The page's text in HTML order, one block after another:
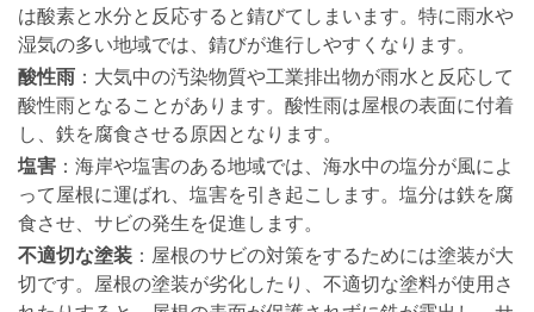
は酸素と水分と反応すると錆びてしまいます。特に雨水や
湿気の多い地域では、錆びが進行しやすくなります。
酸性雨：大気中の汚染物質や工業排出物が雨水と反応して
酸性雨となることがあります。酸性雨は屋根の表面に付着
し、鉄を腐食させる原因となります。
塩害：海岸や塩害のある地域では、海水中の塩分が風によ
って屋根に運ばれ、塩害を引き起こします。塩分は鉄を腐
食させ、サビの発生を促進します。
不適切な塗装：屋根のサビの対策をするためには塗装が大
切です。屋根の塗装が劣化したり、不適切な塗料が使用さ